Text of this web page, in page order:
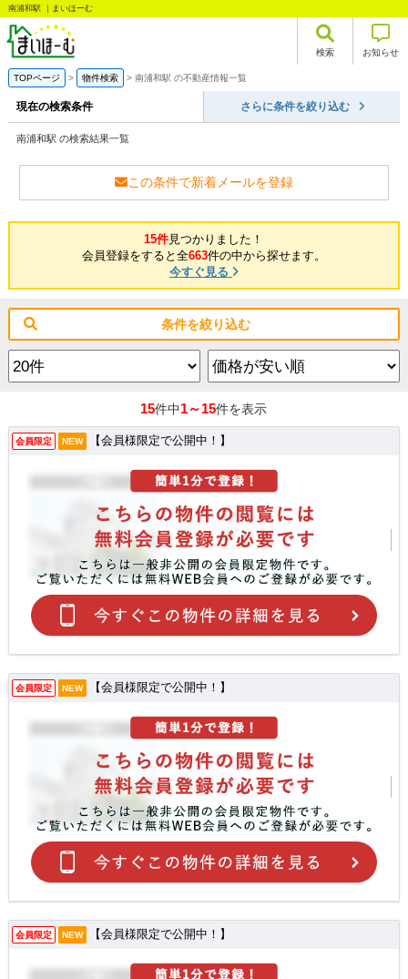
南浦和駅 ｜まいほーむ
検索 お知らせ
TOPページ 物件検索 南浦和駅 の不動産情報一覧
現在の検索条件 さらに条件を絞り込む
南浦和駅 の検索結果一覧
この条件で新着メールを登録
15件見つかりました！
会員登録をすると全663件の中から探せます。
今すぐ見る
条件を絞り込む
15件中1～15件を表示
会員限定 NEW 【会員様限定で公開中！】
会員限定 NEW 【会員様限定で公開中！】
会員限定 NEW 【会員様限定で公開中！】